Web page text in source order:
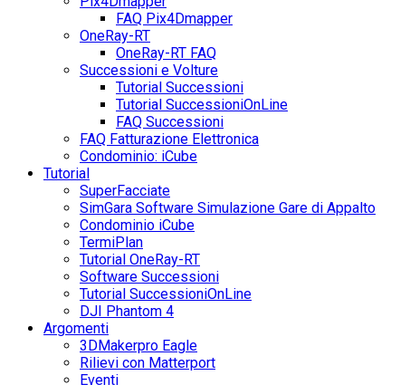
FAQ Pix4Dmapper
OneRay-RT
OneRay-RT FAQ
Successioni e Volture
Tutorial Successioni
Tutorial SuccessioniOnLine
FAQ Successioni
FAQ Fatturazione Elettronica
Condominio: iCube
Tutorial
SuperFacciate
SimGara Software Simulazione Gare di Appalto
Condominio iCube
TermiPlan
Tutorial OneRay-RT
Software Successioni
Tutorial SuccessioniOnLine
DJI Phantom 4
Argomenti
3DMakerpro Eagle
Rilievi con Matterport
Eventi